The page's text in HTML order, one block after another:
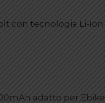
con tecnologia Li-Ion
adatto per Ebike